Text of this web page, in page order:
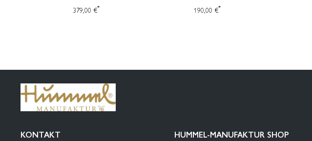
379,00 €* 190,00 €*
KONTAKT HUMMEL-MANUFAKTUR SHOP